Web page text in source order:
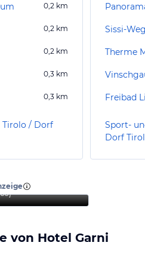
0,2 km
0,2 km
0,2 km
0,3 km
0,3 km
Tirolo / Dorf
Sissi-
Therme
Freibad
Sport-
Dorf Tirol
)
von Hotel Garni